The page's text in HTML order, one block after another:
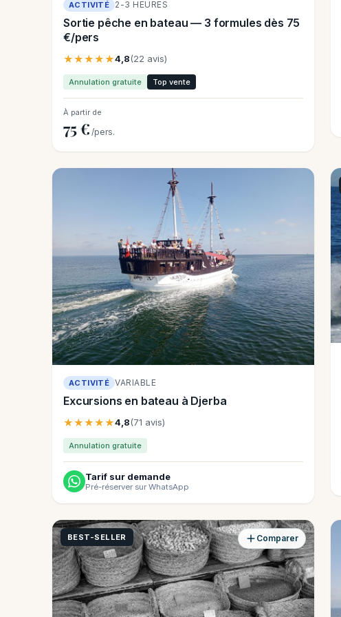
ACTIVITÉ 2-3 HEURES
Sortie pêche en bateau — 3 formules dès 75
€/pers
★★★★★4,8(22 avis)
Annulation gratuite Top vente
À partir de
75 € /pers.
ACTIVITÉ VARIABLE
Excursions en bateau à Djerba
★★★★★4,8(71 avis)
Annulation gratuite
Tarif sur demande
Pré-réserver sur WhatsApp
BEST-SELLER Comparer